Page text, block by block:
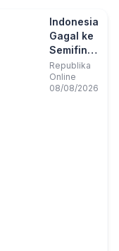
Indonesia
Gagal ke
Semifinal
Piala AFF
2026 Usai
Ditahan
Republika
Online
08/08/2026